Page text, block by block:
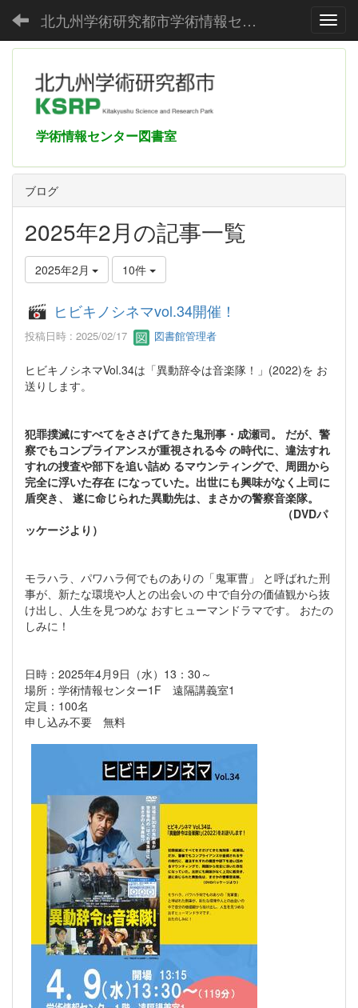
北九州学術研究都市学術情報センター
学術情報センター図書室
ブログ
2025年2月の記事一覧
2025年2月 10件
ヒビキノシネマvol.34開催！
投稿日時 : 2025/02/17 図書館管理者
ヒビキノシネマVol.34は「異動辞令は音楽隊！」(2022)を お
送りします。
犯罪撲滅にすべてをささげてきた鬼刑事・成瀬司。 だが、警
察でもコンプライアンスが重視される今 の時代に、違法すれ
すれの捜査や部下を追い詰め るマウンティングで、周囲から
完全に浮いた存在 になっていた。出世にも興味がなく上司に
盾突き、 遂に命じられた異動先は、まさかの警察音楽隊。
（DVDパ
ッケージより）
モラハラ、パワハラ何でものありの「鬼軍曹」 と呼ばれた刑
事が、新たな環境や人との出会いの 中で自分の価値観から抜
け出し、人生を見つめな おすヒューマンドラマです。 おたの
しみに！
日時：2025年4月9日（水）13：30～
場所：学術情報センター1F 遠隔講義室1
定員：100名
申し込み不要 無料